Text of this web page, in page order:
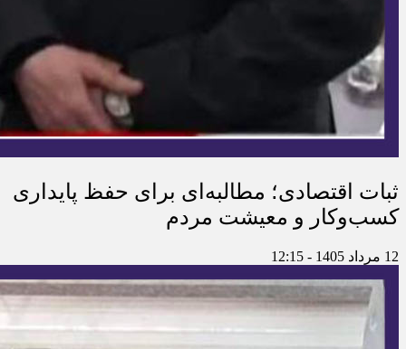
ثبات اقتصادی؛ مطالبه‌ای برای حفظ پایداری
کسب‌وکار و معیشت مردم